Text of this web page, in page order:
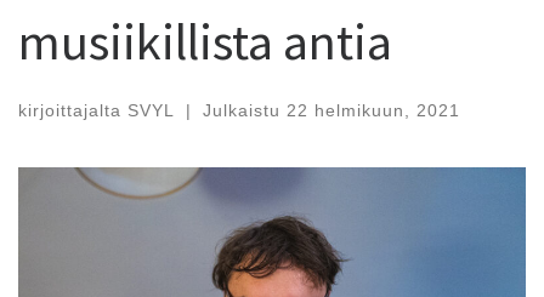
musiikillista antia
kirjoittajalta SVYL | Julkaistu 22 helmikuun, 2021